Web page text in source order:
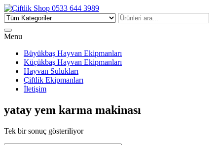
Çiftlik Shop 0533 644 3989
Menu
Büyükbaş Hayvan Ekipmanları
Küçükbaş Hayvan Ekipmanları
Hayvan Sulukları
Çiftlik Ekipmanları
İletişim
yatay yem karma makinası
Tek bir sonuç gösteriliyor